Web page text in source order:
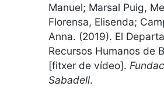
Manuel; Marsal Puig,
Florensa, Elisenda;
Anna. (2019). El
Recursos Humanos de
[fitxer de vídeo].
Sabadell.